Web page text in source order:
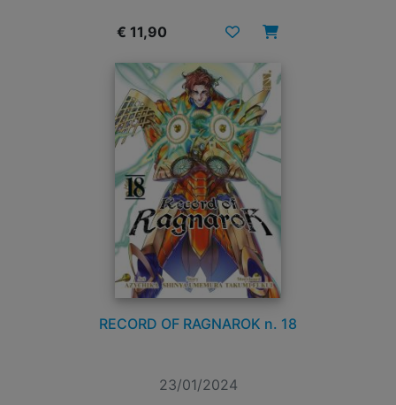
€ 11,90
RECORD OF RAGNAROK n. 18
23/01/2024